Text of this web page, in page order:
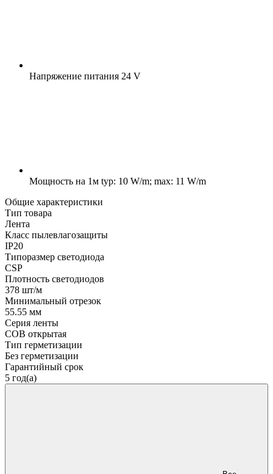
Напряжение питания 24 V
Мощность на 1м typ: 10 W/m; max: 11 W/m
Общие характеристики
Тип товара
Лента
Класс пылевлагозащиты
IP20
Типоразмер светодиода
CSP
Плотность светодиодов
378 шт/м
Минимальный отрезок
55.55 мм
Серия ленты
COB открытая
Тип герметизации
Без герметизации
Гарантийный срок
5 год(а)